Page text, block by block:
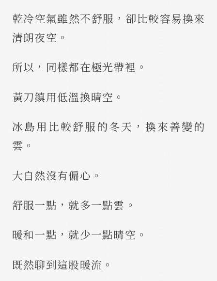
乾冷空氣雖然不舒服，卻比較容易換來
清朗夜空。
所以，同樣都在極光帶裡。
黃刀鎮用低溫換晴空。
冰島用比較舒服的冬天，換來善變的
雲。
大自然沒有偏心。
舒服一點，就多一點雲。
暖和一點，就少一點晴空。
既然聊到這股暖流。